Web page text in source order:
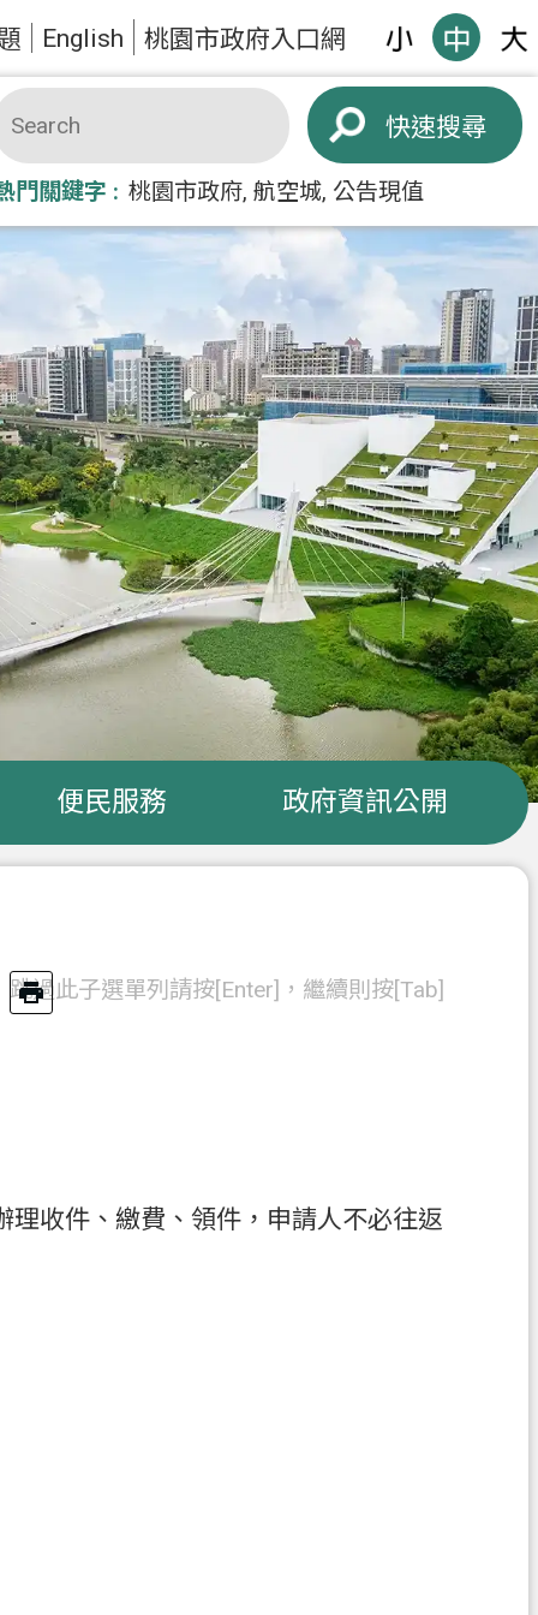
English 桃園市政府入口網
搜尋
門關鍵字 桃園市政府 航空城 公告現值
便民服務 政府資訊公開
跳過此子選單列請按[Enter]，繼續則按[Tab]
收件、繳費、領件，申請人不必往返